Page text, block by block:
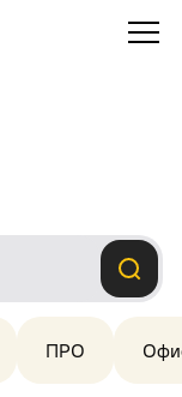
ПРО